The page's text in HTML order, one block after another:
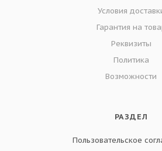
Условия
Гарантия на
Реквизиты
Политика
Возможности
РАЗДЕЛ
Пользовательское